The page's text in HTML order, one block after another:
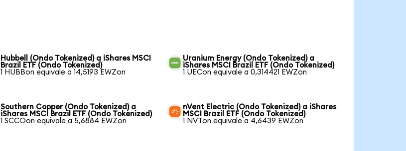
Hubbell (Ondo Tokenized) a iShares MSCI
Brazil ETF (Ondo Tokenized)
1 HUBBon equivale a 14,5193 EWZon
Uranium Energy (Ondo Tokenized) a
iShares MSCI Brazil ETF (Ondo Tokenized)
1 UECon equivale a 0,314421 EWZon
Southern Copper (Ondo Tokenized) a
iShares MSCI Brazil ETF (Ondo Tokenized)
1 SCCOon equivale a 5,6884 EWZon
nVent Electric (Ondo Tokenized) a iShares
MSCI Brazil ETF (Ondo Tokenized)
1 NVTon equivale a 4,6439 EWZon